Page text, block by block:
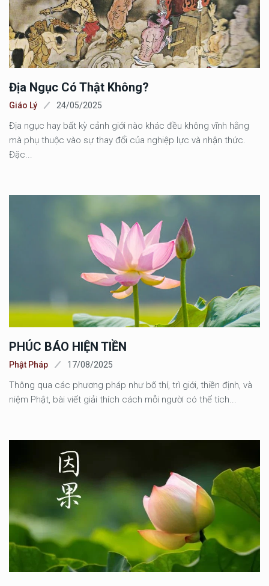
Địa Ngục Có Thật Không?
Giáo Lý 24/05/2025
Địa ngục hay bất kỳ cảnh giới nào khác đều không vĩnh hằng
mà phụ thuộc vào sự thay đổi của nghiệp lực và nhận thức.
Đặc...
PHÚC BÁO HIỆN TIỀN
Phật Pháp 17/08/2025
Thông qua các phương pháp như bố thí, trì giới, thiền định, và
niệm Phật, bài viết giải thích cách mỗi người có thể tích...